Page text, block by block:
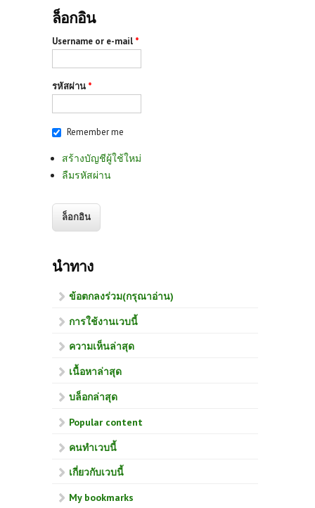
ล็อกอิน
Username or e-mail *
รหัสผ่าน *
Remember me
สร้างบัญชีผู้ใช้ใหม่
ลืมรหัสผ่าน
นำทาง
ข้อตกลงร่วม(กรุณาอ่าน)
การใช้งานเวบนี้
ความเห็นล่าสุด
เนื้อหาล่าสุด
บล็อกล่าสุด
Popular content
คนทำเวบนี้
เกี่ยวกับเวบนี้
My bookmarks